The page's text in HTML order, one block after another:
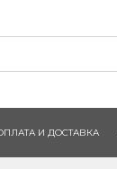
И ДОСТАВКА